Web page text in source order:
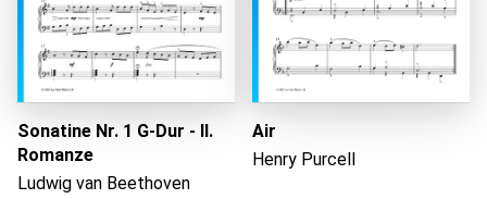
Sonatine Nr. 1 G-Dur - II.
Romanze
Ludwig van Beethoven
Air
Henry Purcell